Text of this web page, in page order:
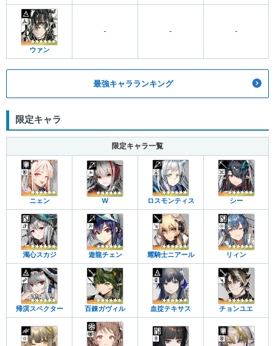
ウァン
- - -
最強キャラランキング
限定キャラ
限定キャラ一覧
ニェン W ロスモンティス シー
濁心スカジ 遊龍チェン 耀騎士ニアール リィン
帰溟スペクター 百錬ガヴィル 血掟テキサス チョンユエ